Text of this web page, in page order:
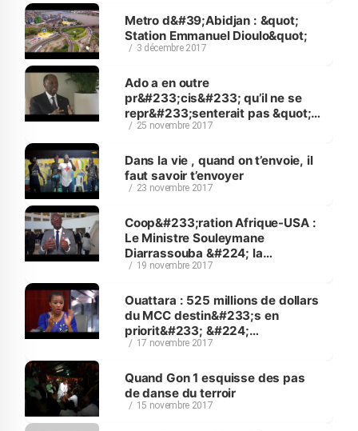
Metro d&#39;Abidjan : &quot;
Station Emmanuel Dioulo&quot;
3 décembre 2017
Ado a en outre
pr&#233;cis&#233; qu’il ne se
repr&#233;senterait pas &quot;a
priori&quot; aux &#233;lections
25 novembre 2017
Dans la vie , quand on t’envoie, il
faut savoir t’envoyer
23 novembre 2017
Coop&#233;ration Afrique-USA :
Le Ministre Souleymane
Diarrassouba &#224; la
r&#233;union Minist&#233;rielle
s&#233;curit&#233; et la
gouvernance
19 novembre 2017
Ouattara : 525 millions de dollars
du MCC destin&#233;s en
priorit&#233; &#224;
l’&#233;ducation et aux
17 novembre 2017
Quand Gon 1 esquisse des pas
de danse du terroir
15 novembre 2017